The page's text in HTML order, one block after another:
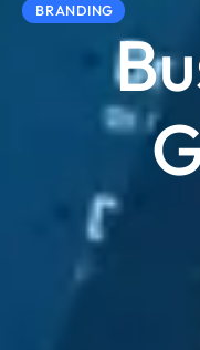
BRANDING